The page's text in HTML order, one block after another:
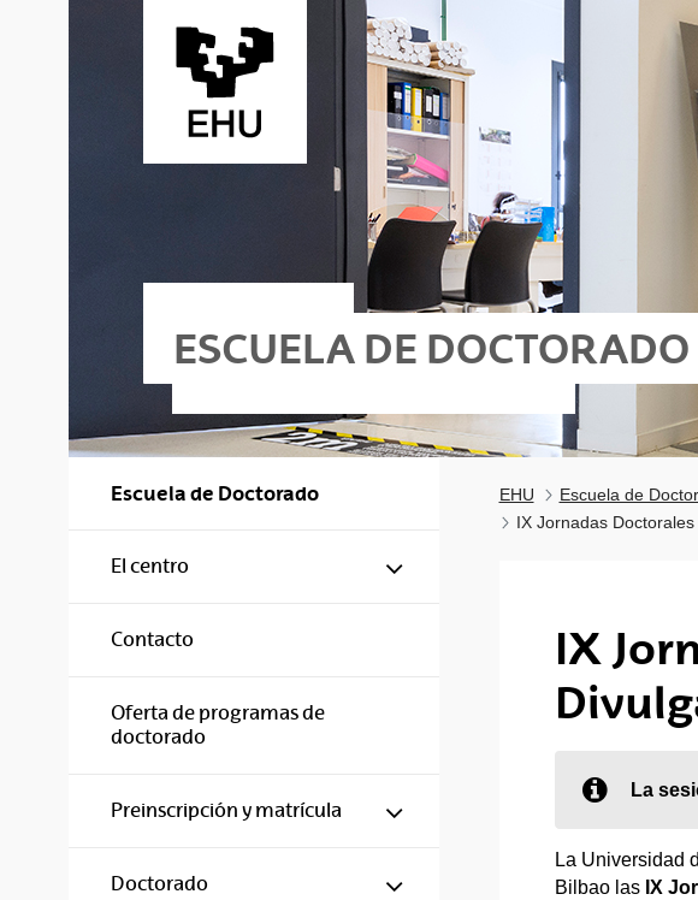
ESCUELA DE DOCTORADO
Escuela de Doctorado
El centro Mostrar/ocultar subpáginas
Contacto
Oferta de programas de
doctorado
Preinscripción y matrícula Mostrar/ocultar subpáginas
Doctorado Mostrar/ocultar
EHU Escuela de
IX Jornadas
IX
La
La Universidad
Bilbao las IX